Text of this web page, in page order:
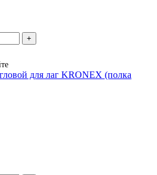
+
для лаг KRONEX (полка